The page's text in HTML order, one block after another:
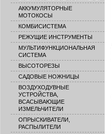
АККУМУЛЯТОРНЫЕ
МОТОКОСЫ
КОМБИСИСТЕМА
РЕЖУЩИЕ ИНСТРУМЕНТЫ
МУЛЬТИФУНКЦИОНАЛЬНАЯ
СИСТЕМА
ВЫСОТОРЕЗЫ
САДОВЫЕ НОЖНИЦЫ
ВОЗДУХОДУВНЫЕ
УСТРОЙСТВА,
ВСАСЫВАЮЩИЕ
ИЗМЕЛЬЧИТЕЛИ
ОПРЫСКИВАТЕЛИ,
РАСПЫЛИТЕЛИ